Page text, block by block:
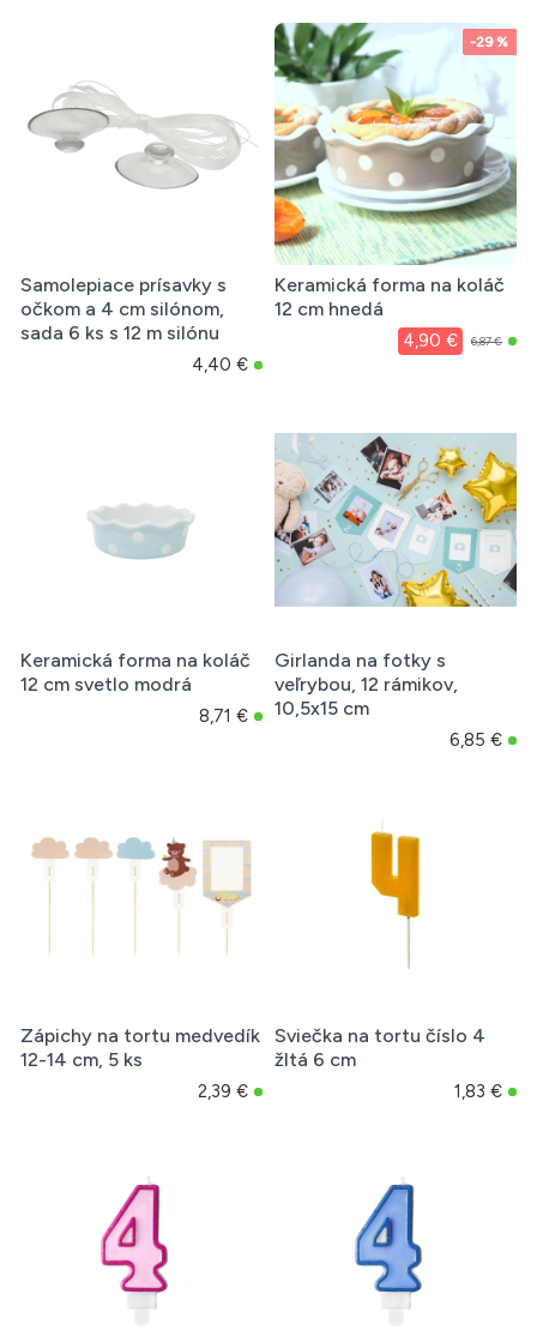
Samolepiace prísavky s
očkom a 4 cm silónom,
sada 6 ks s 12 m silónu
4,40 €
-29 %
Keramická forma na koláč
12 cm hnedá
4,90 € 6,87 €
Keramická forma na koláč
12 cm svetlo modrá
8,71 €
Girlanda na fotky s
veľrybou, 12 rámikov,
10,5x15 cm
6,85 €
Zápichy na tortu medvedík
12-14 cm, 5 ks
2,39 €
Sviečka na tortu číslo 4
žltá 6 cm
1,83 €